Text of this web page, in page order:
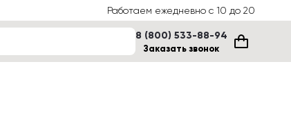
Работаем ежедневно с 10 до 20
8 (800) 533-88-94
Заказать звонок